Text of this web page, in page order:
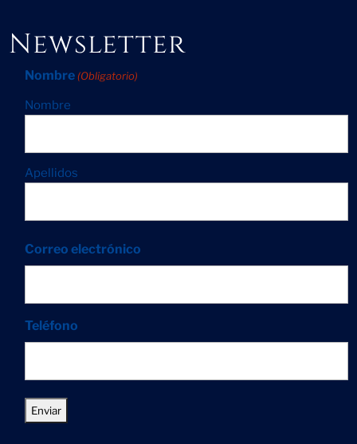
Newsletter
Nombre (Obligatorio)
Nombre
Apellidos
Correo electrónico
Teléfono